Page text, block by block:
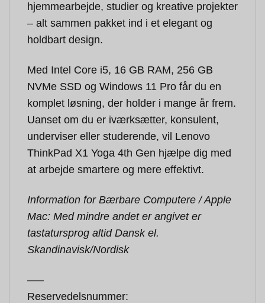
hjemmearbejde, studier og kreative projekter
– alt sammen pakket ind i et elegant og
holdbart design.
Med Intel Core i5, 16 GB RAM, 256 GB
NVMe SSD og Windows 11 Pro får du en
komplet løsning, der holder i mange år frem.
Uanset om du er iværksætter, konsulent,
underviser eller studerende, vil Lenovo
ThinkPad X1 Yoga 4th Gen hjælpe dig med
at arbejde smartere og mere effektivt.
Information for Bærbare Computere / Apple
Mac: Med mindre andet er angivet er
tastatursprog altid Dansk el.
Skandinavisk/Nordisk
—–
Reservedelsnummer: